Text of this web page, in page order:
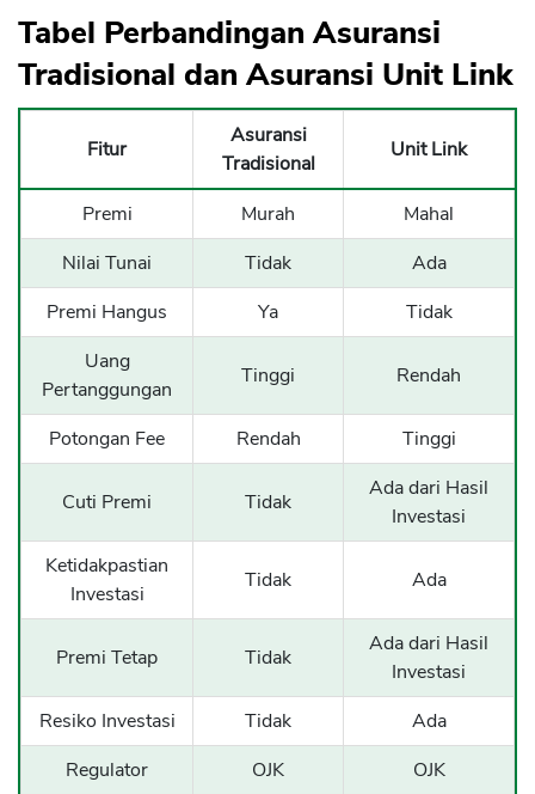
Tabel Perbandingan Asuransi
Tradisional dan Asuransi Unit Link
Fitur
Asuransi
Tradisional
Unit Link
Premi Murah
Mahal
Nilai Tunai
Tidak
Ada
Premi Hangus
Ya
Tidak
Uang
Pertanggungan
Tinggi Rendah
Potongan Fee Rendah Tinggi
Cuti Premi Tidak
Ada dari Hasil
Investasi
Ketidakpastian
Investasi
Tidak Ada
Premi Tetap Tidak
Ada dari Hasil
Investasi
Resiko Investasi
Tidak
Ada
Regulator
OJK OJK